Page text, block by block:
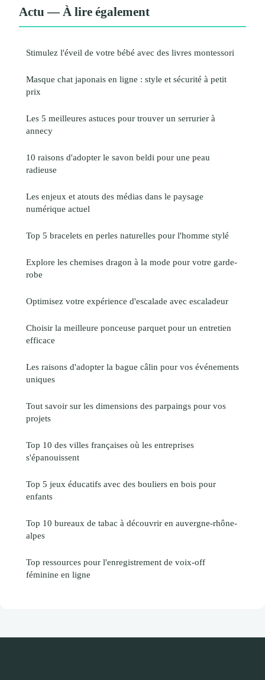
Actu — À lire également
Stimulez l'éveil de votre bébé avec des livres montessori
Masque chat japonais en ligne : style et sécurité à petit
prix
Les 5 meilleures astuces pour trouver un serrurier à
annecy
10 raisons d'adopter le savon beldi pour une peau
radieuse
Les enjeux et atouts des médias dans le paysage
numérique actuel
Top 5 bracelets en perles naturelles pour l'homme stylé
Explore les chemises dragon à la mode pour votre garde-
robe
Optimisez votre expérience d'escalade avec escaladeur
Choisir la meilleure ponceuse parquet pour un entretien
efficace
Les raisons d'adopter la bague câlin pour vos événements
uniques
Tout savoir sur les dimensions des parpaings pour vos
projets
Top 10 des villes françaises où les entreprises
s'épanouissent
Top 5 jeux éducatifs avec des bouliers en bois pour
enfants
Top 10 bureaux de tabac à découvrir en auvergne-rhône-
alpes
Top ressources pour l'enregistrement de voix-off
féminine en ligne